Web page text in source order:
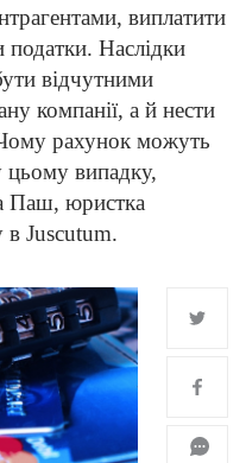
виплатити
податки. Наслідки
відчутними
компанії, а й нести
Чому рахунок можуть
цьому випадку,
Паш, юристка
в Juscutum.